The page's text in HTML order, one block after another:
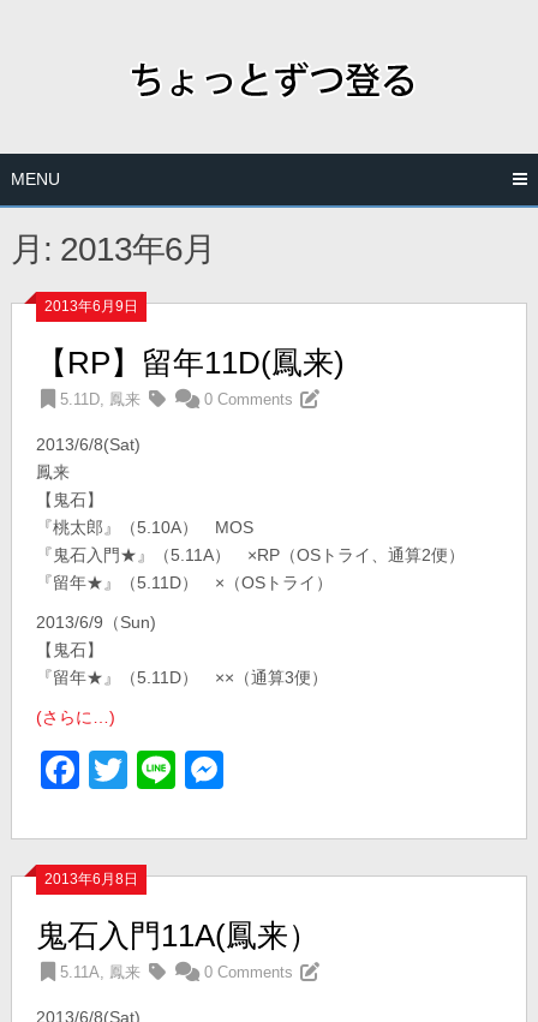
MENU
月: 2013年6月
2013年6月9日
【RP】留年11D(鳳来)
5.11D, 鳳来 0 Comments
2013/6/8(Sat)
鳳来
【鬼石】
『桃太郎』（5.10A） MOS
『鬼石入門★』（5.11A） ×RP（OSトライ、通算2便）
『留年★』（5.11D） ×（OSトライ）
2013/6/9（Sun)
【鬼石】
『留年★』（5.11D） ××（通算3便）
(さらに…)
Facebook
Twitter
Line
2013年6月8日
鬼石入門11A(鳳来）
5.11A, 鳳来 0 Comments
2013/6/8(Sat)